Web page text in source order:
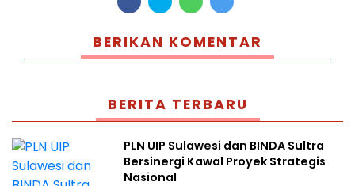
BERIKAN KOMENTAR
BERITA TERBARU
PLN UIP Sulawesi dan BINDA Sultra
Bersinergi Kawal Proyek Strategis
Nasional